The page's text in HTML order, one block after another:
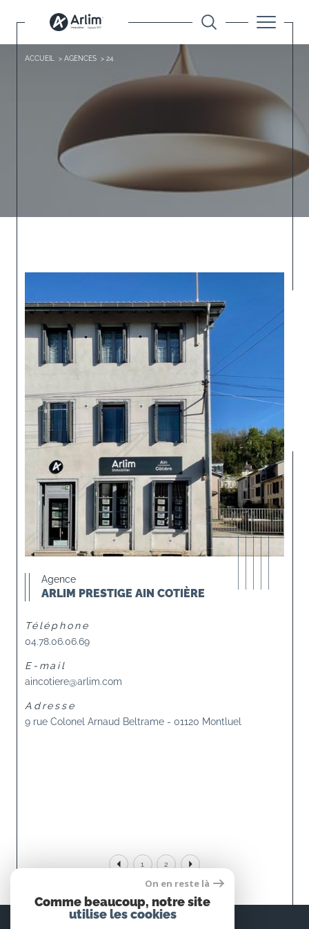
ACCUEIL AGENCES 24
Agence
ARLIM PRESTIGE AIN COTIÈRE
Téléphone
04.78.06.06.69
E-mail
aincotiere@arlim.com
Adresse
9 rue Colonel Arnaud Beltrame - 01120 Montluel
1 2
Espace
On en reste là
Comme beaucoup, notre site
utilise les cookies